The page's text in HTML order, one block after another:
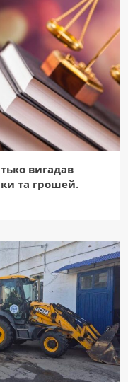
вигадав
та грошей.